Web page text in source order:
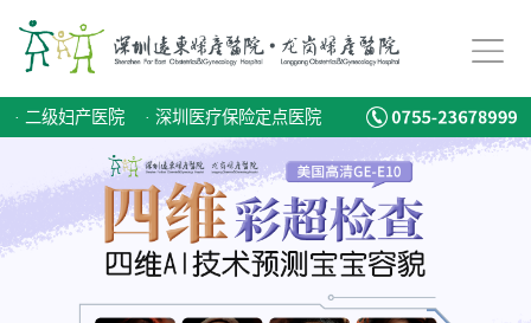
· 二级妇产医院 · 深圳医疗保险定点医院